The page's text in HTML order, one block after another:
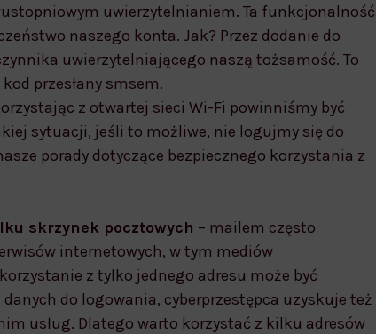
uwierzytelnianiem. Ta funkcjonalność
naszego konta. Jak? Przez dodanie do
uwierzytelniającego naszą tożsamość. To
przesłany smsem.
z otwartej sieci Wi-Fi powinniśmy być
sytuacji, jeśli to możliwe, nie logujmy się do
porady dotyczące bezpiecznego korzystania z
skrzynek pocztowych – mailem często
internetowych, w tym mediów
z tylko jednego adresu może być
do logowania, cyberprzestępca uzyskuje też
usług. Dlatego warto korzystać z kilku adresów